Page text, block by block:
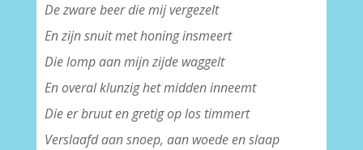
De zware beer die mij vergezelt
En zijn snuit met honing insmeert
Die lomp aan mijn zijde waggelt
En overal klunzig het midden inneemt
Die er bruut en gretig op los timmert
Verslaafd aan snoep, aan woede en slaap